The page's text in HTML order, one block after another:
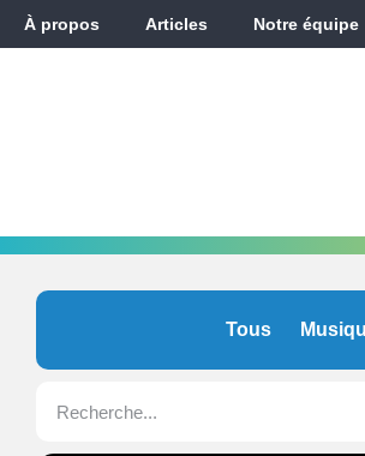
À propos Articles Notre équipe
Tous